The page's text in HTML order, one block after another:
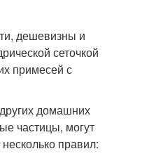
дешевизны и
сеточкой
примесей с
домашних
частицы, могут
правил: